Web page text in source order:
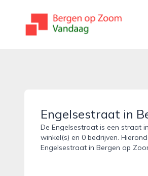
bergenopzoomvandaag.nl
Engelsestraat in
De Engelsestraat is een straat
winkel(s) en 0 bedrijven.
Engelsestraat in Bergen op